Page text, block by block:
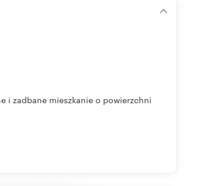
i zadbane mieszkanie o powierzchni